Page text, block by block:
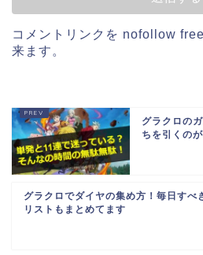
コメントリンクを nofollow free
来ます。
グラクロの
ちを引くの
グラクロでダイヤの集め方！毎日すべ
リストもまとめてます